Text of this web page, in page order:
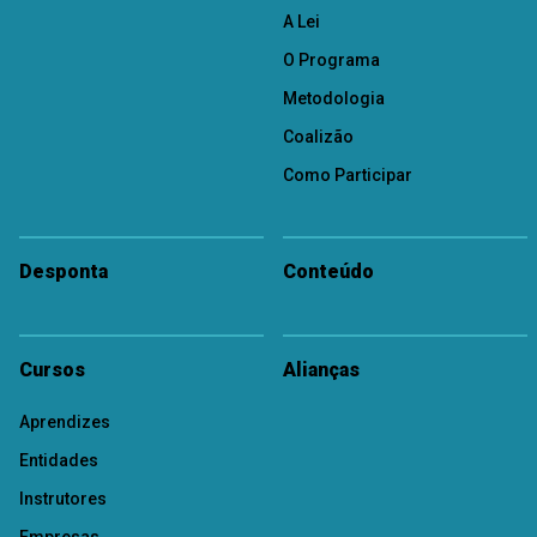
A Lei
O Programa
Metodologia
Coalizão
Como Participar
Desponta Conteúdo
Cursos
Aprendizes
Entidades
Instrutores
Alianças